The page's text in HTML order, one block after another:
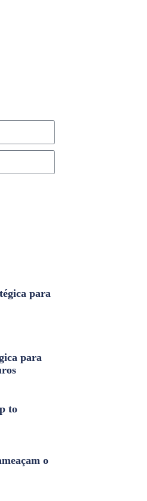
para
para
to
o